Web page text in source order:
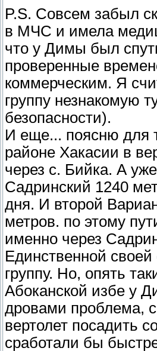
P.S. Совсем забыл
в МЧС и имела
что у Димы был
проверенные
коммерческим. Я
группу незнакомую
безопасности).
И еще... поясню для
районе Хакасии в
через с. Бийка. А
Садринский 1240
дня. И второй
метров. по этому
именно через
Единственной
группу. Но, опять
Абоканской избе у
дровами проблема,
вертолет посадить
сработали бы